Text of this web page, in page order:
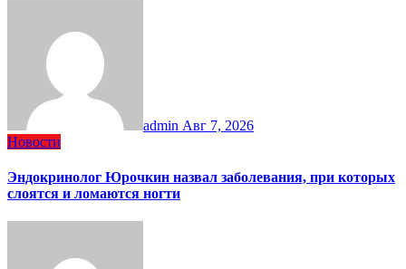
admin Авг 7, 2026
Новости
Эндокринолог Юрочкин назвал заболевания, при которых
слоятся и ломаются ногти